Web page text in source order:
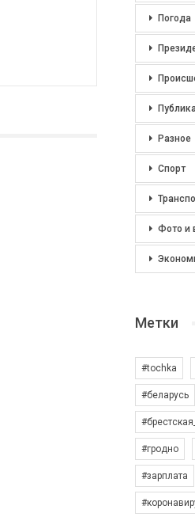
Погода
Разное
Спорт
Фото и
Метки
#tochka
#беларусь
#гродно
#зарплата